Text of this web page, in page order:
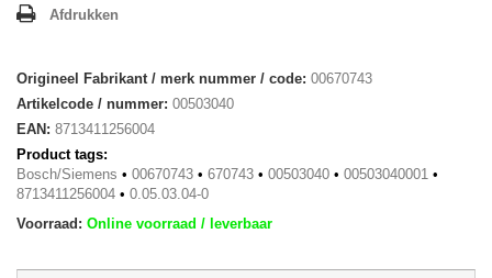
Afdrukken
Origineel Fabrikant / merk nummer / code: 00670743
Artikelcode / nummer: 00503040
EAN: 8713411256004
Product tags:
Bosch/Siemens • 00670743 • 670743 • 00503040 • 00503040001 •
8713411256004 • 0.05.03.04-0
Voorraad: Online voorraad / leverbaar